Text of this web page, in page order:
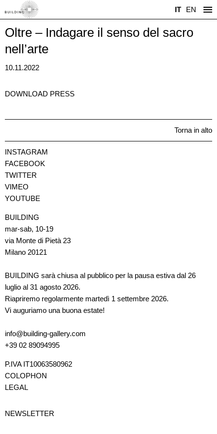
IT EN
Oltre – Indagare il senso del sacro
nell’arte
10.11.2022
DOWNLOAD PRESS
Torna in alto
INSTAGRAM
FACEBOOK
TWITTER
VIMEO
YOUTUBE
BUILDING
mar-sab, 10-19
via Monte di Pietà 23
Milano 20121
BUILDING sarà chiusa al pubblico per la pausa estiva dal 26
luglio al 31 agosto 2026.
Riapriremo regolarmente martedì 1 settembre 2026.
Vi auguriamo una buona estate!
info@building-gallery.com
+39 02 89094995
P.IVA IT10063580962
COLOPHON
LEGAL
NEWSLETTER